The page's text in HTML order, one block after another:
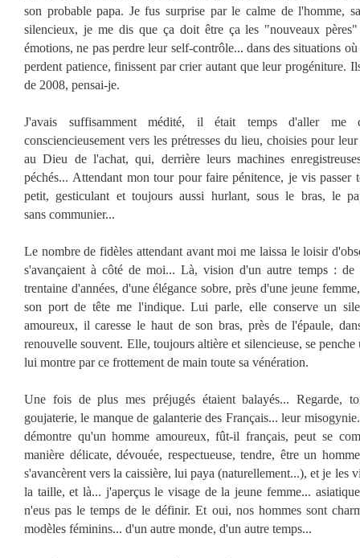
son probable papa. Je fus surprise par le calme de l'homme,
silencieux, je me dis que ça doit être ça les "nouveaux
émotions, ne pas perdre leur self-contrôle... dans des situations
perdent patience, finissent par crier autant que leur progéniture.
de 2008, pensai-je.
J'avais suffisamment médité, il était temps d'aller me
consciencieusement vers les prétresses du lieu, choisies pour
au Dieu de l'achat, qui, derrière leurs machines
péchés... Attendant mon tour pour faire pénitence, je vis passer
petit, gesticulant et toujours aussi hurlant, sous le bras, le
sans communier...
Le nombre de fidèles attendant avant moi me laissa le loisir
s'avançaient à côté de moi... Là, vision d'un autre temps :
trentaine d'années, d'une élégance sobre, près d'une jeune
son port de tête me l'indique. Lui parle, elle conserve un
amoureux, il caresse le haut de son bras, près de l'épaule,
renouvelle souvent. Elle, toujours altière et silencieuse, se
lui montre par ce frottement de main toute sa vénération.
Une fois de plus mes préjugés étaient balayés... Regarde,
goujaterie, le manque de galanterie des Français... leur
démontre qu'un homme amoureux, fût-il français, peut se
manière délicate, dévouée, respectueuse, tendre, être un
s'avancèrent vers la caissière, lui paya (naturellement...), et je les
la taille, et là... j'aperçus le visage de la jeune femme...
n'eus pas le temps de le définir. Et oui, nos hommes sont
modèles féminins... d'un autre monde, d'un autre temps...